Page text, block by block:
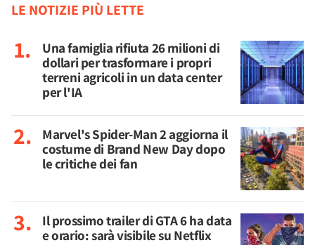
LE NOTIZIE PIÙ LETTE
Una famiglia rifiuta 26 milioni di
dollari per trasformare i propri
terreni agricoli in un data center
per l'IA
Marvel's Spider-Man 2 aggiorna il
costume di Brand New Day dopo
le critiche dei fan
Il prossimo trailer di GTA 6 ha data
e orario: sarà visibile su Netflix